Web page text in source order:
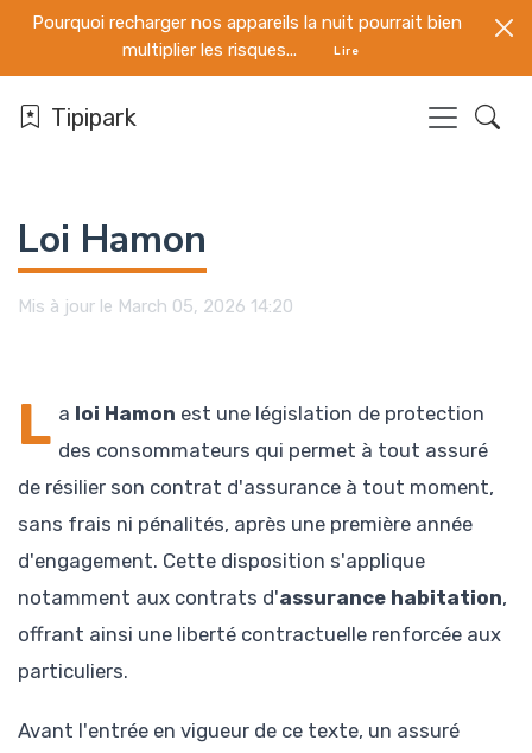
Pourquoi recharger nos appareils la nuit pourrait bien
multiplier les risques...
Lire
Tipipark
Loi Hamon
Mis à jour le March 05, 2026 14:20
L a loi Hamon est une législation de protection
des consommateurs qui permet à tout assuré
de résilier son contrat d'assurance à tout moment,
sans frais ni pénalités, après une première année
d'engagement. Cette disposition s'applique
notamment aux contrats d'assurance habitation,
offrant ainsi une liberté contractuelle renforcée aux
particuliers.
Avant l'entrée en vigueur de ce texte, un assuré